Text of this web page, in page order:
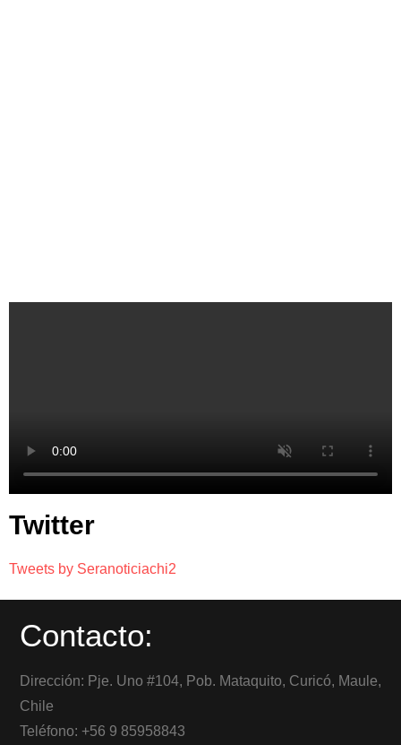
Twitter
Tweets by Seranoticiachi2
Contacto:
Dirección: Pje. Uno #104, Pob. Mataquito, Curicó, Maule,
Chile
Teléfono: +56 9 85958843